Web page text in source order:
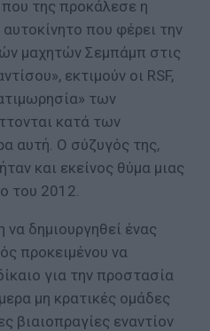
της προκάλεσε η
που φέρει την
μαχητών Σεμπάμπ στις
εκτιμούν οι RSF,
των
κατά των
αυτή. Ο σύζυγός της,
και εκείνος θύμα μιας
του 2012.
να δημιουργηθεί ένας
προκειμένου να
για την προστασία
μη κρατικές ομάδες
βιαιοπραγίες εναντίον